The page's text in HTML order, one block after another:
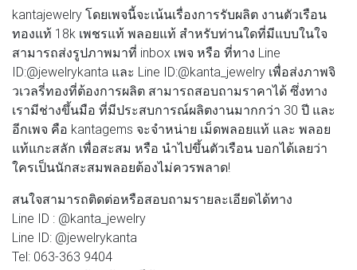
kantajewelry โดยเพจนี้จะเน้นเรื่องการรับผลิต งานตัวเรือน
ทองแท้ 18k เพชรแท้ พลอยแท้ สำหรับท่านใดที่มีแบบในใจ
สามารถส่งรูปภาพมาที่ inbox เพจ หรือ ที่ทาง Line
ID:@jewelrykanta และ Line ID:@kanta_jewelry เพื่อส่งภาพจิ
วเวลรี่ทองที่ต้องการผลิต สามารถสอบถามราคาได้ ซึ่งทาง
เรามีช่างขึ้นมือ ที่มีประสบการณ์ผลิตงานมากกว่า 30 ปี และ
อีกเพจ คือ kantagems จะจำหน่าย เม็ดพลอยแท้ และ พลอย
แท้แกะสลัก เพื่อสะสม หรือ นำไปขึ้นตัวเรือน บอกได้เลยว่า
ใครเป็นนักสะสมพลอยต้องไม่ควรพลาด!
สนใจสามารถติดต่อหรือสอบถามรายละเอียดได้ทาง
Line ID : @kanta_jewelry
Line ID: @jewelrykanta
Tel: 063-363 9404